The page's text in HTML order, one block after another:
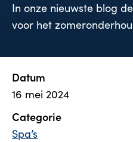
In onze nieuwste blog
voor het
Datum
16 mei 2024
Categorie
Spa’s